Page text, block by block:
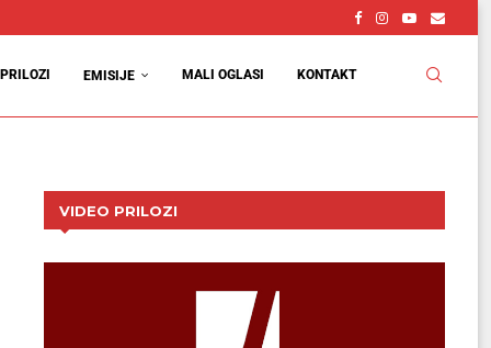
PRILOZI EMISIJE MALI OGLASI KONTAKT
VIDEO PRILOZI